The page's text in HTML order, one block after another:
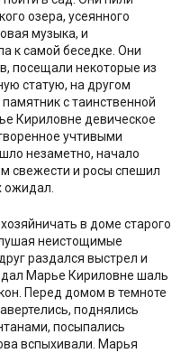
озера, усеянного
музыка, и
к самой беседке. Они
посещали некоторые из
статую, на другом
с таинственной
Кириловне девическое
учтивыми
незаметно, начало
свежести и росы спешил
ожидал.
в доме старого
неистощимые
раздался выстрел и
Марье Кириловне шаль
Перед домом в темноте
поднялись
посыпались
вспыхивали. Марья